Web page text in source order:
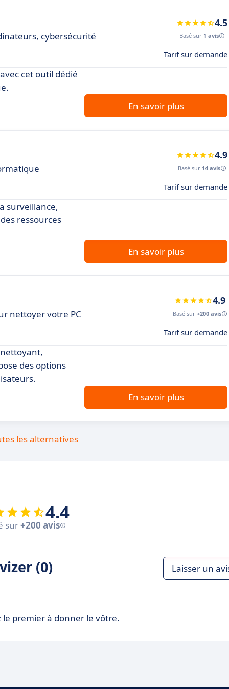
cybersécurité
4.5
Basé sur 1 avis
Tarif sur demande
cet outil dédié
En savoir plus
4.9
Basé sur 14 avis
Tarif sur demande
surveillance,
ressources
En savoir plus
nettoyer votre PC
4.9
Basé sur +200 avis
Tarif sur demande
des options
En savoir plus
les alternatives
4.4
sur+200 avis
(0) Laisser un
le premier à donner le vôtre.